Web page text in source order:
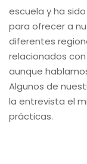
escuela y ha
para ofrecer a
diferentes
relacionados
aunque
Algunos de
la entrevista el
prácticas.